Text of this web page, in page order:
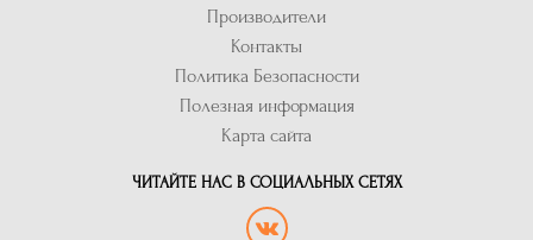
Производители
Контакты
Политика Безопасности
Полезная информация
Карта сайта
ЧИТАЙТЕ НАС В СОЦИАЛЬНЫХ СЕТЯХ